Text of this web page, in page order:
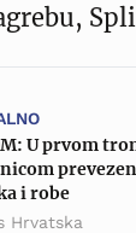
U prvom
i robe
Hrvatska